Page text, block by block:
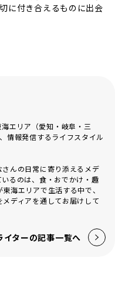
に付き合えるものに出会
エリア（愛知・岐阜・三
情報発信するライフスタイル
んの日常に寄り添えるメデ
るのは、食・おでかけ・趣
海エリアで生活する中で、
ディアを通してお届けして
イターの記事一覧へ